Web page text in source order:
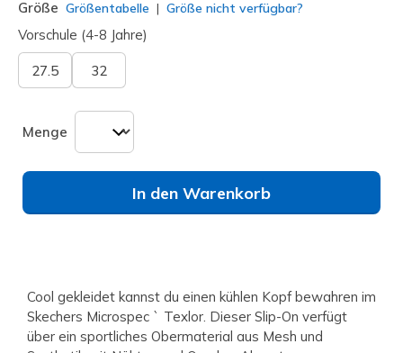
Größe Größentabelle Größe nicht verfügbar?
Vorschule (4-8 Jahre)
27.5 32
Menge
In den Warenkorb
Cool gekleidet kannst du einen kühlen Kopf bewahren im
Skechers Microspec ` Texlor. Dieser Slip-On verfügt
über ein sportliches Obermaterial aus Mesh und